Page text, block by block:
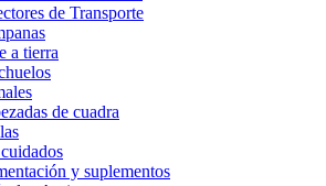
de Transporte
a tierra
de cuadra
y suplementos